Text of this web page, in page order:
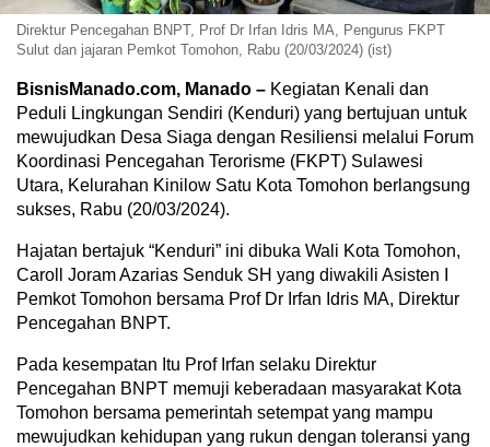
Direktur Pencegahan BNPT, Prof Dr Irfan Idris MA, Pengurus FKPT
Sulut dan jajaran Pemkot Tomohon, Rabu (20/03/2024) (ist)
BisnisManado.com, Manado – Kegiatan Kenali dan
Peduli Lingkungan Sendiri (Kenduri) yang bertujuan untuk
mewujudkan Desa Siaga dengan Resiliensi melalui Forum
Koordinasi Pencegahan Terorisme (FKPT) Sulawesi
Utara, Kelurahan Kinilow Satu Kota Tomohon berlangsung
sukses, Rabu (20/03/2024).
Hajatan bertajuk “Kenduri” ini dibuka Wali Kota Tomohon,
Caroll Joram Azarias Senduk SH yang diwakili Asisten I
Pemkot Tomohon bersama Prof Dr Irfan Idris MA, Direktur
Pencegahan BNPT.
Pada kesempatan Itu Prof Irfan selaku Direktur
Pencegahan BNPT memuji keberadaan masyarakat Kota
Tomohon bersama pemerintah setempat yang mampu
mewujudkan kehidupan yang rukun dengan toleransi yang